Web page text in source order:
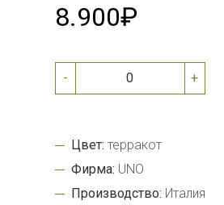
8.900₽
- +
Цвет: терракот
Фирма: UNO
Производство: Италия